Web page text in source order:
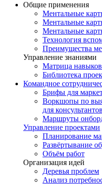
Общие применения
Ментальные
Ментальные
Ментальные
Технология
Преимущества
Управление знаниями
Матрица
Библиотека
Командное
Брифы для
Воркшопы по
для консультантов
Маршруты
Управление проектами
Планирование
Развёртывание
Объём работ
Организация идей
Деревья проблем
Анализ